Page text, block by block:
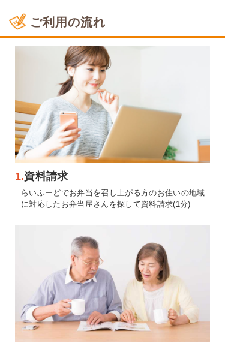
ご利用の流れ
1.資料請求
らいふーどでお弁当を召し上がる方のお住いの地域
に対応したお弁当屋さんを探して資料請求(1分)